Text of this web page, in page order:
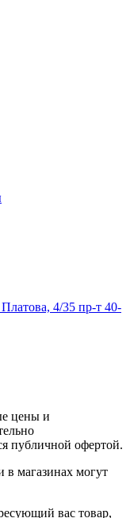
4/35 пр-т 40-
цены и
публичной офертой.
в магазинах могут
вас товар,